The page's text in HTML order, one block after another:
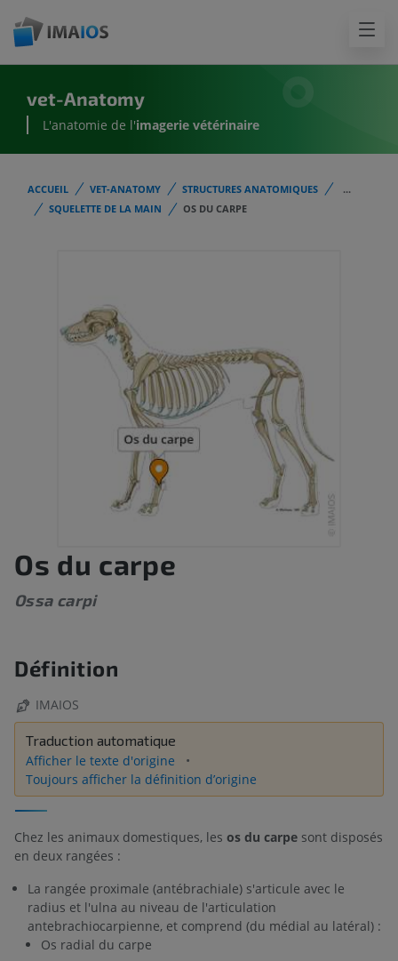
vet-Anatomy
L'anatomie de l'imagerie vétérinaire
ACCUEIL VET-ANATOMY STRUCTURES ANATOMIQUES
...
SQUELETTE DE LA MAIN
OS DU CARPE
Os du carpe
Ossa carpi
Définition
IMAIOS
Traduction automatique
Afficher le texte d'origine
Toujours afficher la définition d’origine
Chez les animaux domestiques, les os du carpe sont disposés
en deux rangées :
La rangée proximale (antébrachiale) s'articule avec le
radius et l'ulna au niveau de l'articulation
antebrachiocarpienne, et comprend (du médial au latéral) :
Os radial du carpe